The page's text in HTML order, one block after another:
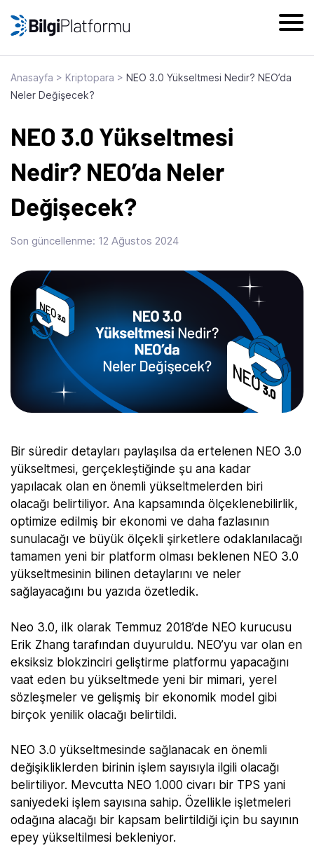
Anasayfa > Kriptopara > NEO 3.0 Yükseltmesi Nedir? NEO’da
Neler Değişecek?
NEO 3.0 Yükseltmesi
Nedir? NEO’da Neler
Değişecek?
Son güncellenme: 12 Ağustos 2024
Bir süredir detayları paylaşılsa da ertelenen NEO 3.0
yükseltmesi, gerçekleştiğinde şu ana kadar
yapılacak olan en önemli yükseltmelerden biri
olacağı belirtiliyor. Ana kapsamında ölçeklenebilirlik,
optimize edilmiş bir ekonomi ve daha fazlasının
sunulacağı ve büyük ölçekli şirketlere odaklanılacağı
tamamen yeni bir platform olması beklenen NEO 3.0
yükseltmesinin bilinen detaylarını ve neler
sağlayacağını bu yazıda özetledik.
Neo 3.0, ilk olarak Temmuz 2018’de NEO kurucusu
Erik Zhang tarafından duyuruldu. NEO’yu var olan en
eksiksiz blokzinciri geliştirme platformu yapacağını
vaat eden bu yükseltmede yeni bir mimari, yerel
sözleşmeler ve gelişmiş bir ekonomik model gibi
birçok yenilik olacağı belirtildi.
NEO 3.0 yükseltmesinde sağlanacak en önemli
değişikliklerden birinin işlem sayısıyla ilgili olacağı
belirtiliyor. Mevcutta NEO 1.000 civarı bir TPS yani
saniyedeki işlem sayısına sahip. Özellikle işletmeleri
odağına alacağı bir kapsam belirtildiği için bu sayının
epey yükseltilmesi bekleniyor.